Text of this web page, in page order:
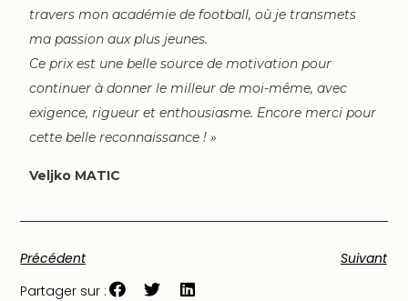
travers mon académie de football, où je transmets
ma passion aux plus jeunes.
Ce prix est une belle source de motivation pour
continuer à donner le milleur de moi-même, avec
exigence, rigueur et enthousiasme. Encore merci pour
cette belle reconnaissance ! »
Veljko MATIC
Précédent
Suivant
Partager sur :